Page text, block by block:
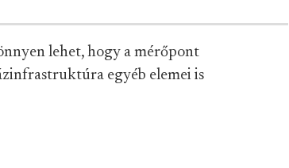
lehet, hogy a mérőpont
egyéb elemei is